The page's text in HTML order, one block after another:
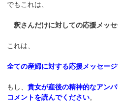
でもこれは、
釈さんだけに対しての応援メッ
これは、
全ての産婦に対する応援メッセージ
もし、貴女が産後の精神的なアン
コメントを読んでください。